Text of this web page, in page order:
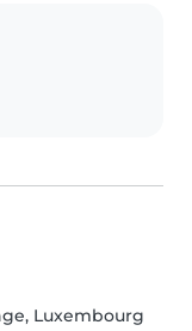
Luxembourg